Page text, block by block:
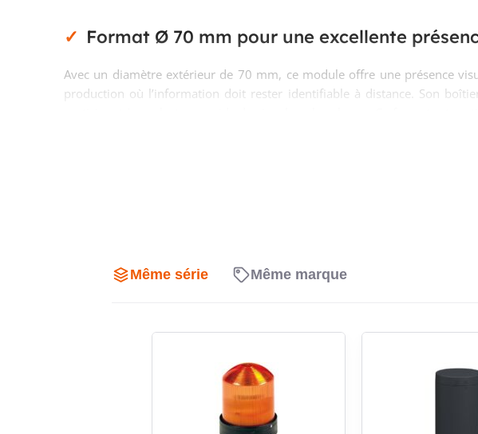
Format Ø 70 mm pour une excellente
Avec un diamètre extérieur de 70 mm, ce module offre une présence
production où l’information doit rester identifiable à distance. Son
équipements de process, convoyeurs, machines d’emballage ou zones
Technologie LED pour maintenance réduite
L’emploi d’une source LED apporte un avantage concret en
Même série Même marque